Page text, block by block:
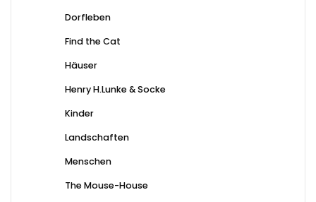
Dorfleben
Find the Cat
Häuser
Henry H.Lunke & Socke
Kinder
Landschaften
Menschen
The Mouse-House